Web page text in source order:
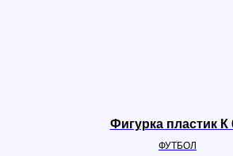
Фигурка пластик К
ФУТБОЛ